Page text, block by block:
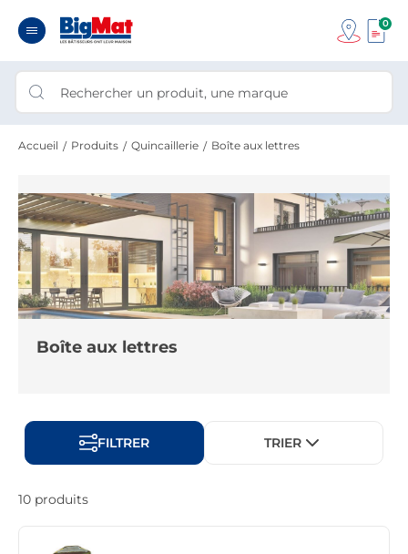
0
Accueil Produits Quincaillerie Boîte aux lettres
Boîte aux lettres
FILTRER TRIER
10 produits